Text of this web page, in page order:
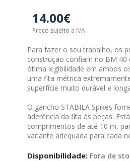
14.00€
Preço sujeito a IVA
Para fazer o seu trabalho, os
construção confiam no BM 40
ótima legibilidade em ambos
uma fita métrica
superfície muito durável e
O gancho STABILA Spikes
aderência da fita às peças.
comprimentos de até 10 m,
variante adequada para cada
Disponibilidade: Fora de